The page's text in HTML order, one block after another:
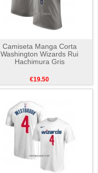
Camiseta Manga Corta
Washington Wizards Rui
Hachimura Gris
€19.50